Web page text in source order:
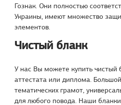
Гознак. Они полностью
Украины, имеют множество
элементов.
Чистый бланк
У нас Вы можете купить чистый
аттестата или диплома.
тематических грамот,
для любого повода. Наши